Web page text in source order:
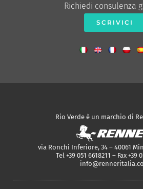
Richiedi consulenza
SCRIVICI
Rio Verde è un marchio di
via Ronchi Inferiore, 34 – 40061
Tel +39 051 6618211 – Fax +39